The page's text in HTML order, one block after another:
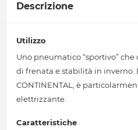
Descrizione
Utilizzo
Uno pneumatico “sportivo”
di frenata e stabilità in inverno.
CONTINENTAL, è
elettrizzante.
Caratteristiche